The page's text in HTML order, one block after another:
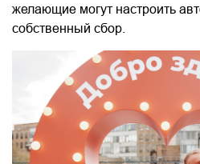
желающие могут настроить
собственный сбор.